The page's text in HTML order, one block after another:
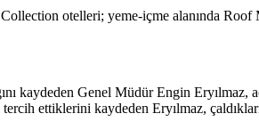
otelleri; yeme-içme alanında Roof
kaydeden Genel Müdür Engin Eryılmaz,
ettiklerini kaydeden Eryılmaz,